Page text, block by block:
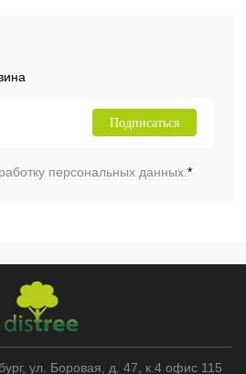
Подписаться
персональных данных.*
, ул. Боровая, д. 47, к.4 офис 115